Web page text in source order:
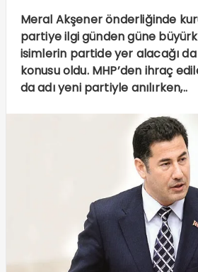
Meral Akşener önderliğinde
partiye ilgi günden güne
isimlerin partide yer alacağı
konusu oldu. MHP’den ihraç
da adı yeni partiyle anılırken,..